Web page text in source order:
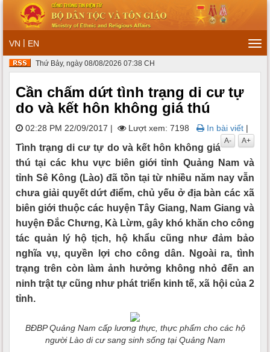
VN | EN
Thứ Bảy, ngày 08/08/2026 07:38 CH
Cần chấm dứt tình trạng di cư tự
do và kết hôn không giá thú
02:28 PM 22/09/2017 | Lượt xem: 7198 In bài viết |
A+
A-
Tình trạng di cư tự do và kết hôn không giá
thú tại các khu vực biên giới tỉnh Quảng Nam và
tỉnh Sê Kông (Lào) đã tồn tại từ nhiều năm nay vẫn
chưa giải quyết dứt điểm, chủ yếu ở địa bàn các xã
biên giới thuộc các huyện Tây Giang, Nam Giang và
huyện Đắc Chưng, Kà Lừm, gây khó khăn cho công
tác quản lý hộ tịch, hộ khẩu cũng như đảm bảo
nghĩa vụ, quyền lợi cho công dân. Ngoài ra, tình
trạng trên còn làm ảnh hưởng không nhỏ đến an
ninh trật tự cũng như phát triển kinh tế, xã hội của 2
tỉnh.
BĐBP Quảng Nam cấp lương thực, thực phẩm cho các hộ
người Lào di cư sang sinh sống tại Quảng Nam